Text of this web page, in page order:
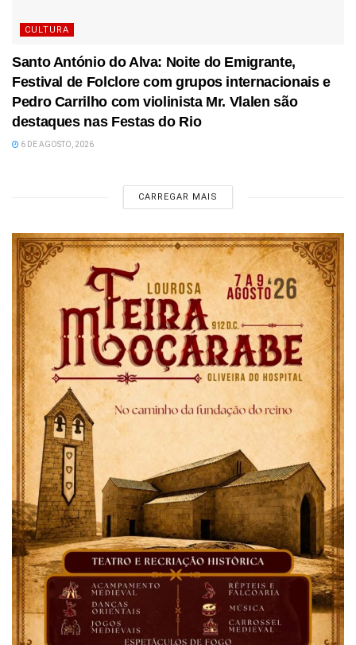
CULTURA
Santo António do Alva: Noite do Emigrante,
Festival de Folclore com grupos internacionais e
Pedro Carrilho com violinista Mr. Vlalen são
destaques nas Festas do Rio
6 DE AGOSTO, 2026
CARREGAR MAIS